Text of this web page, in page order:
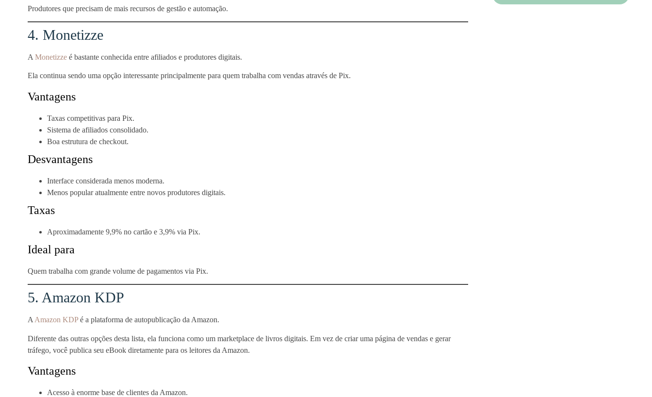
Produtores que precisam de mais recursos de gestão e automação.
4. Monetizze
A Monetizze é bastante conhecida entre afiliados e produtores digitais.
Ela continua sendo uma opção interessante principalmente para quem trabalha com vendas através de Pix.
Vantagens
Taxas competitivas para Pix.
Sistema de afiliados consolidado.
Boa estrutura de checkout.
Desvantagens
Interface considerada menos moderna.
Menos popular atualmente entre novos produtores digitais.
Taxas
Aproximadamente 9,9% no cartão e 3,9% via Pix.
Ideal para
Quem trabalha com grande volume de pagamentos via Pix.
5. Amazon KDP
A Amazon KDPé a plataforma de autopublicação da Amazon.
Diferente das outras opções desta lista, ela funciona como um marketplace de livros digitais. Em vez de criar uma página de vendas e gerar
tráfego, você publica seu eBook diretamente para os leitores da Amazon.
Vantagens
Acesso à enorme base de clientes da Amazon.